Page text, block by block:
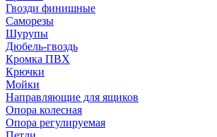
Гвозди финишные
Саморезы
Шурупы
Дюбель-гвоздь
Кромка ПВХ
Крючки
Мойки
Направляющие для ящиков
Опора колесная
Опора регулируемая